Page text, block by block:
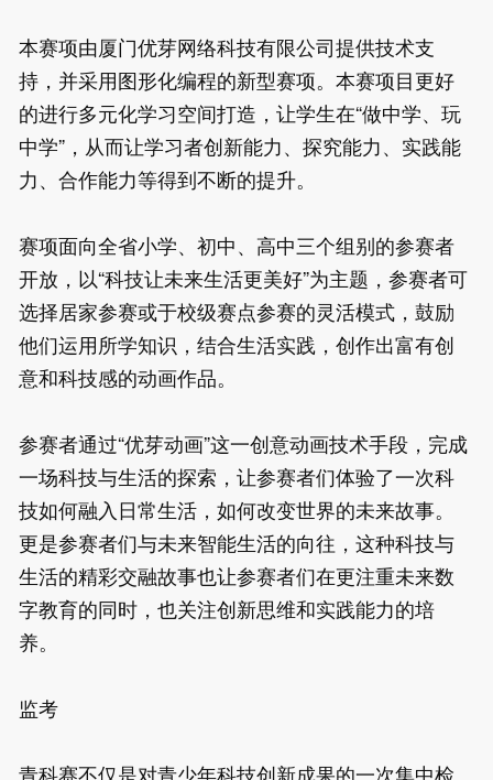
本赛项由厦门优芽网络科技有限公司提供技术支
持，并采用图形化编程的新型赛项。本赛项目更好
的进行多元化学习空间打造，让学生在“做中学、玩
中学”，从而让学习者创新能力、探究能力、实践能
力、合作能力等得到不断的提升。
赛项面向全省小学、初中、高中三个组别的参赛者
开放，以“科技让未来生活更美好”为主题，参赛者可
选择居家参赛或于校级赛点参赛的灵活模式，鼓励
他们运用所学知识，结合生活实践，创作出富有创
意和科技感的动画作品。
参赛者通过“优芽动画”这一创意动画技术手段，完成
一场科技与生活的探索，让参赛者们体验了一次科
技如何融入日常生活，如何改变世界的未来故事。
更是参赛者们与未来智能生活的向往，这种科技与
生活的精彩交融故事也让参赛者们在更注重未来数
字教育的同时，也关注创新思维和实践能力的培
养。
监考
青科赛不仅是对青少年科技创新成果的一次集中检